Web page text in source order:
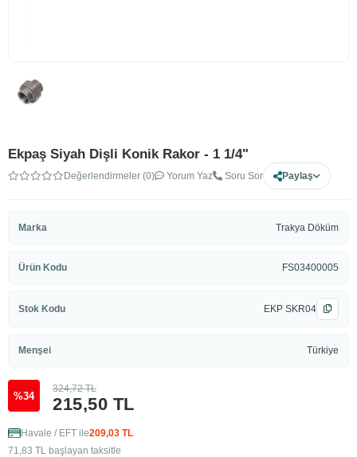
Ekpaş Siyah Dişli Konik Rakor - 1 1/4"
Değerlendirmeler (0) Yorum Yaz Soru Sor Paylaş
Marka Trakya Döküm
Ürün Kodu FS03400005
Stok Kodu EKP SKR04
Menşei Türkiye
%34 215,50 TL
324,72 TL
Havale / EFT ile209,03 TL
71,83 TL başlayan taksitle